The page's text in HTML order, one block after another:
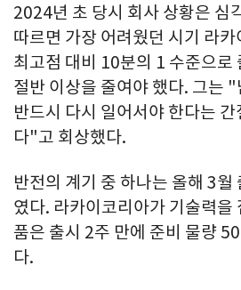
2024년 초 당시 회사 상황은 심
따르면 가장 어려웠던 시기 라
최고점 대비 10분의 1 수준으로
절반 이상을 줄여야 했다. 그는
반드시 다시 일어서야 한다는
다"고 회상했다.
반전의 계기 중 하나는 올해 3월
였다. 라카이코리아가 기술력을
품은 출시 2주 만에 준비 물량
다.